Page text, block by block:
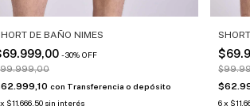
DE BAÑO NIMES
-30% OFF
con Transferencia o depósito
x $11.666,50 sin interés 6x